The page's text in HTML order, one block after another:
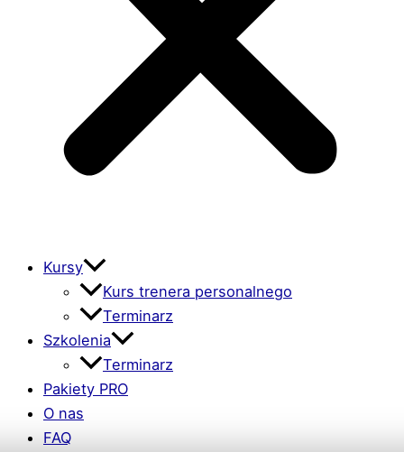
Kursy
Kurs trenera personalnego
Terminarz
Szkolenia
Terminarz
Pakiety PRO
O nas
FAQ